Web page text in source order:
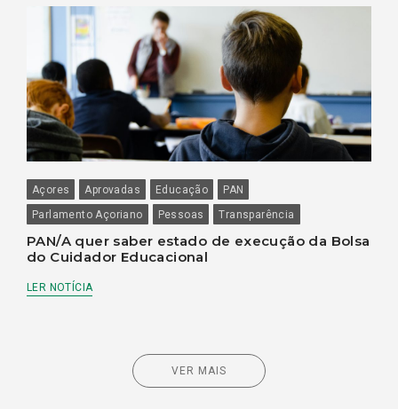
Açores Aprovadas Educação
PAN
Parlamento Açoriano
Pessoas Transparência
PAN/A quer saber estado de execução da Bolsa
do Cuidador Educacional
LER NOTÍCIA
VER MAIS